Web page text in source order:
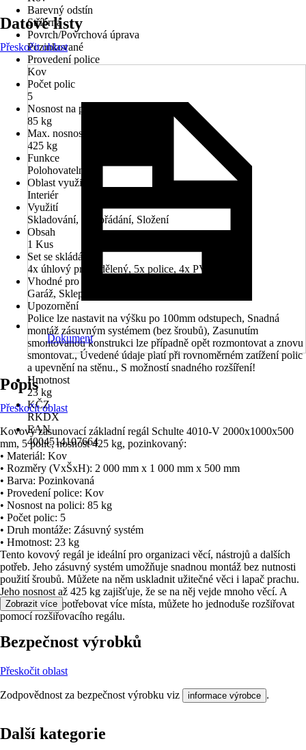
Barevný odstín
Stříbrná
Povrch/Povrchová úprava
Pozinkované
Provedení police
Kov
Počet polic
5
Nosnost na polici
85 kg
Max. nosnost
425 kg
Funkce
Polohovatelné
Oblast využití
Interiér
Využití
Skladování, Uspořádání, Složení
Obsah
1 Kus
Set se skládá z
4x úhlový profil dělený, 5x police, 4x PVC patka
Vhodné pro prostory
Garáž, Sklep
Upozornění
Police lze nastavit na výšku po 100mm odstupech, Snadná
montáž zásuvným systémem (bez šroubů), Zasunutím
smontovanou konstrukci lze případně opět rozmontovat a znovu
smontovat., Úvedené údaje platí při rovnoměrném zatížení polic
a upevnění na stěnu., S možností snadného rozšíření!
Hmotnost
23 kg
KČZ
RKDX
EAN
4004514107664
Datové listy
Přeskočit oblast
Dokument
Popis
Přeskočit oblast
Kovový zasunovací základní regál Schulte 4010-V 2000x1000x500
mm, 5 polic, nosnost 425 kg, pozinkovaný:
• Materiál: Kov
• Rozměry (VxŠxH): 2 000 mm x 1 000 mm x 500 mm
• Barva: Pozinkovaná
• Provedení police: Kov
• Nosnost na polici: 85 kg
• Počet polic: 5
• Druh montáže: Zásuvný systém
• Hmotnost: 23 kg
Tento kovový regál je ideální pro organizaci věcí, nástrojů a dalších
potřeb. Jeho zásuvný systém umožňuje snadnou montáž bez nutnosti
použití šroubů. Můžete na něm uskladnit užitečné věci i lapač prachu.
Jeho nosnost až 425 kg zajišťuje, že se na něj vejde mnoho věcí. A
pokud budete potřebovat více místa, můžete ho jednoduše rozšiřovat
pomocí rozšiřovacího regálu.
Zobrazit více
Bezpečnost výrobků
Přeskočit oblast
Zodpovědnost za bezpečnost výrobku viz informace výrobce .
Další kategorie